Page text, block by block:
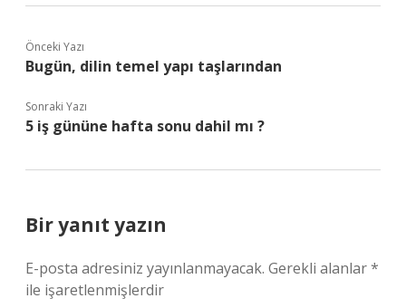
Önceki Yazı
Bugün, dilin temel yapı taşlarından
Sonraki Yazı
5 iş gününe hafta sonu dahil mı ?
Bir yanıt yazın
E-posta adresiniz yayınlanmayacak. Gerekli alanlar*
ile işaretlenmişlerdir